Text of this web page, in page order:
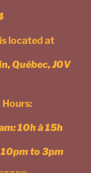
located at
Québec, J0V
Hours:
10h à 15h
10pm to 3pm